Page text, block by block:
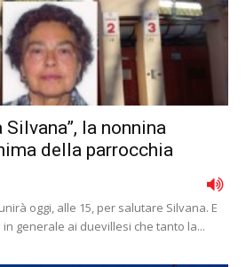
la nonnina
della parrocchia
oggi, alle 15, per salutare Silvana. E
generale ai duevillesi che tanto la...